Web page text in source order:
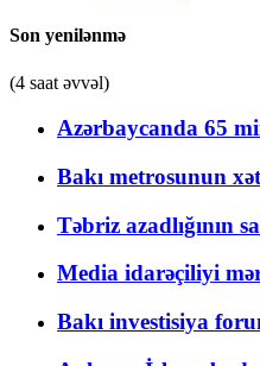
Son yenilənmə
(4 saat əvvəl)
Azərbaycanda 65
Bakı metrosunun
Təbriz azadlığının
Media idarəçiliyi
Bakı investisiya